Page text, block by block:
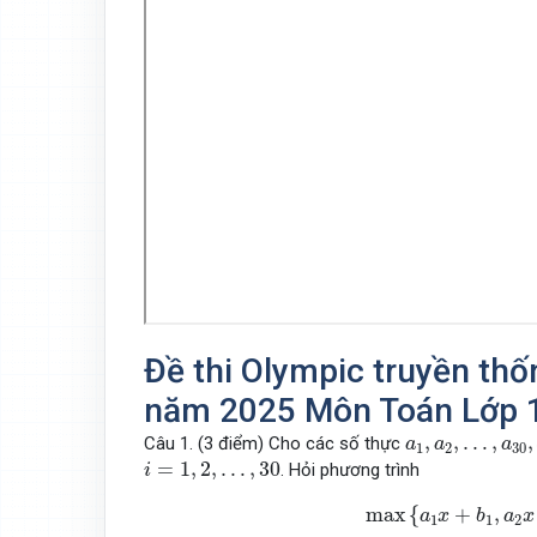
Đề thi Olympic truyền
năm 2025 Môn Toán Lớp
Câu 1. (3 điểm) Cho các số thực a1 , a2, … , a30,
a a2 30,
i = 1, 2, … ,30
i= 2 …,30 . Hỏi phương trình
max {a1x + b1 , a2x
{a b 1